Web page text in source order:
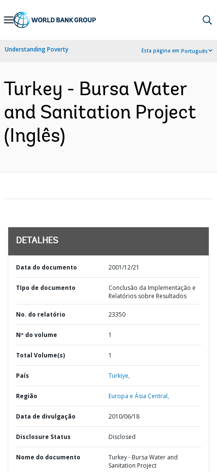
Skip
Navigation
Understanding Poverty Esta página em:Português
Turkey - Bursa Water
and Sanitation Project
(Inglês)
DETALHES
Data do documento 2001/12/21
TIpo de documento
Conclusão da Implementação e
Relatórios sobre Resultados
No. do relatório 23350
Nº do volume 1
Total Volume(s) 1
País Turkiye,
Região Europa e Ásia Central,
Data de divulgação 2010/06/18
Disclosure Status Disclosed
Nome do documento
Turkey - Bursa Water and
Sanitation Project